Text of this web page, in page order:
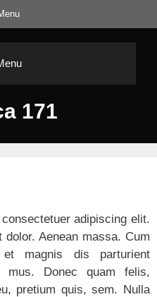
171
adipiscing elit.
Aenean massa. Cum
magnis dis parturient
mus. Donec quam felis,
pretium quis, sem. Nulla